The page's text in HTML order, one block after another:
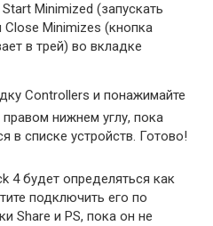
Minimized (запускать
Close Minimizes (кнопка
в трей) во вкладке
Controllers и понажимайте
нижнем углу, пока
в списке устройств. Готово!
4 будет определяться как
подключить его по
Share и PS, пока он не